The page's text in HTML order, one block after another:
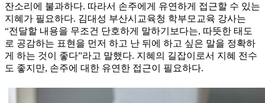
잔소리에 불과하다. 따라서 손주에게 유연하게 접근할 수 있는
지혜가 필요하다. 김대성 부산시교육청 학부모교육 강사는
“전달할 내용을 무조건 단호하게 말하기보다는, 따뜻한 태도
로 공감하는 표현을 먼저 하고 난 뒤에 하고 싶은 말을 정확하
게 하는 것이 좋다”라고 말했다. 지혜의 길잡이로서 지혜 전수
도 좋지만, 손주에 대한 유연한 접근이 필요하다.